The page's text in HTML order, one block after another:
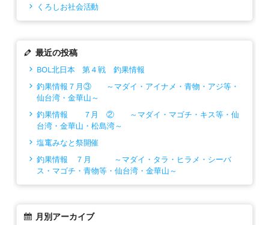
くろしお社会活動
最近の投稿
BOL北日本 第４戦 釣果情報
釣果情報７月③ ～マダイ・アイナメ・青物・アジ等・
仙台湾・金華山～
釣果情報 ７月 ② ～マダイ・マゴチ・キス等・仙
台湾・金華山・松島湾～
塩竃みなと祭開催
釣果情報 ７月 ～マダイ・タラ・ヒラメ・シーバ
ス・マゴチ・青物等・仙台湾・金華山～
月別アーカイブ